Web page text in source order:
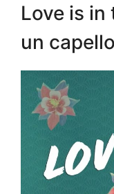
Love is in
un